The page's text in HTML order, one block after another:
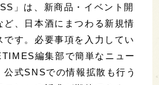
」は、新商品・イベント開
、日本酒にまつわる新規情
す。必要事項を入力してい
編集部で簡単なニュー
公式SNSでの情報拡散も行う